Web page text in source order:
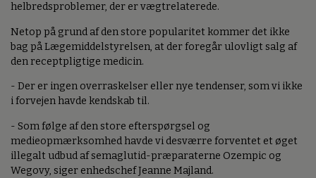
helbredsproblemer, der er vægtrelaterede.
Netop på grund af den store popularitet kommer det ikke
bag på Lægemiddelstyrelsen, at der foregår ulovligt salg af
den receptpligtige medicin.
- Der er ingen overraskelser eller nye tendenser, som vi ikke
i forvejen havde kendskab til.
- Som følge af den store efterspørgsel og
medieopmærksomhed havde vi desværre forventet et øget
illegalt udbud af semaglutid-præparaterne Ozempic og
Wegovy, siger enhedschef Jeanne Majland.